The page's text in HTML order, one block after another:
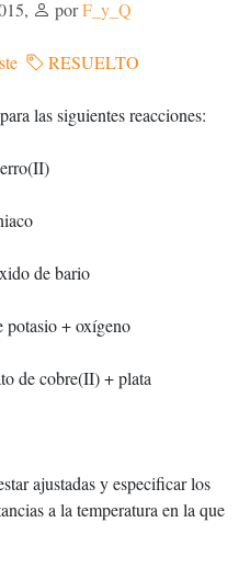
, porF_y_Q
RESUELTO
las siguientes reacciones:
de bario
potasio + oxígeno
de cobre(II) + plata
ajustadas y especificar los
a la temperatura en la que